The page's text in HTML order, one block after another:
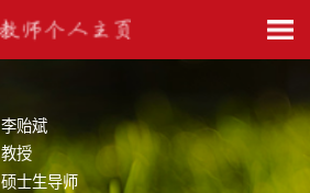
李贻斌
教授
硕士生导师